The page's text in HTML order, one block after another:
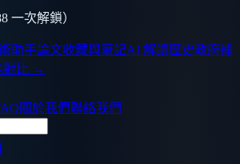
一次解鎖）
助手論文收藏與筆記AI 解讀歷史政府補
對比 →
關於我們聯絡我們